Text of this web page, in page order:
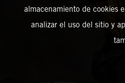
almacenamiento de cookies
analizar el uso del sitio y